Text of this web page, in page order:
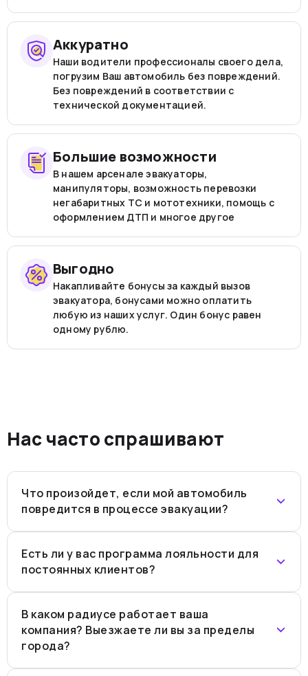
Аккуратно
Наши водители профессионалы своего дела,
погрузим Ваш автомобиль без повреждений.
Без повреждений в соответствии с
технической документацией.
Большие возможности
В нашем арсенале эвакуаторы,
манипуляторы, возможность перевозки
негабаритных ТС и мототехники, помощь с
оформлением ДТП и многое другое
Выгодно
Накапливайте бонусы за каждый вызов
эвакуатора, бонусами можно оплатить
любую из наших услуг. Один бонус равен
одному рублю.
Нас часто спрашивают
Что произойдет, если мой автомобиль
повредится в процессе эвакуации?
Есть ли у вас программа лояльности для
постоянных клиентов?
В каком радиусе работает ваша
компания? Выезжаете ли вы за пределы
города?